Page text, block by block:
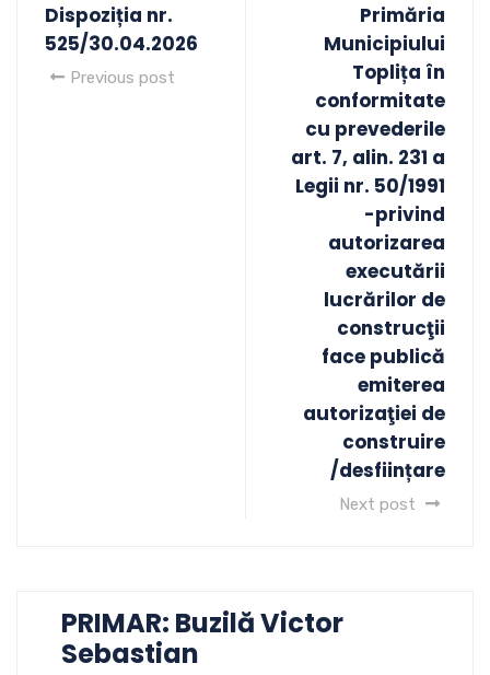
Dispoziția nr.
525/30.04.2026
Previous post
Primăria
Municipiului
Toplița în
conformitate
cu prevederile
art. 7, alin. 231 a
Legii nr. 50/1991
-privind
autorizarea
executării
lucrărilor de
construcţii
face publică
emiterea
autorizaţiei de
construire
/desființare
Next post
PRIMAR: Buzilă Victor
Sebastian